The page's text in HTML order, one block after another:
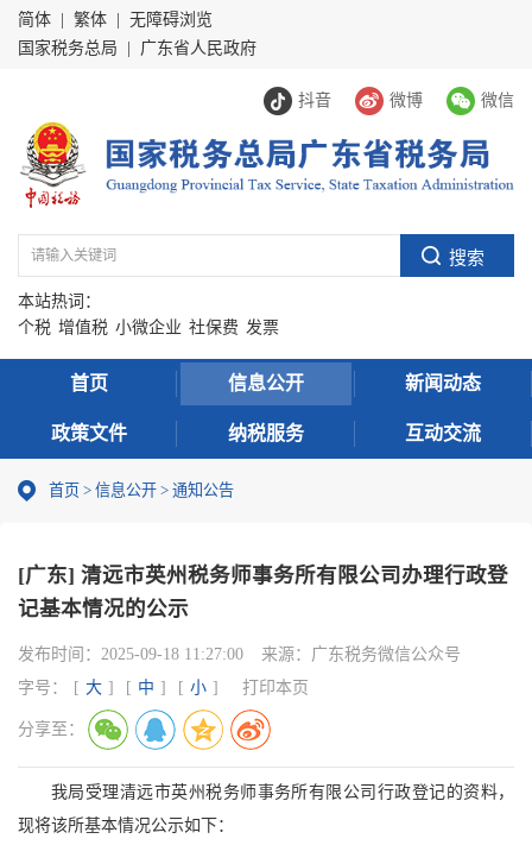
简体 繁体
无障碍浏览
国家税务总局
广东省人民政府
抖音 微博 微信
本站热词：
个税 增值税 小微企业 社保费 发票
首页 信息公开 新闻动态
政策文件 纳税服务 互动交流
首页 > 信息公开 > 通知公告
[广东] 清远市英州税务师事务所有限公司办理行政登
记基本情况的公示
发布时间： 2025-09-18 11:27:00 来源： 广东税务微信公众号
字号：
[ 大 ] [ 中 ] [ 小 ] 打印本页
分享至：
我局受理清远市英州税务师事务所有限公司行政登记的资料，
现将该所基本情况公示如下：